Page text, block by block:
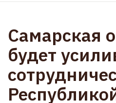
Самарская
будет